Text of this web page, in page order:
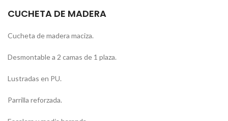
CUCHETA DE MADERA
Cucheta de madera maciza.
Desmontable a 2 camas de 1 plaza.
Lustradas en PU.
Parrilla reforzada.